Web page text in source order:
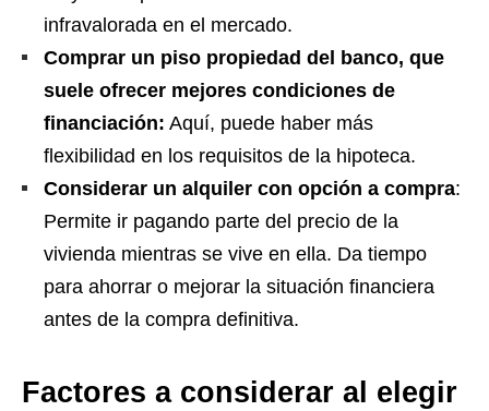
infravalorada en el mercado.
Comprar un piso propiedad del banco, que
suele ofrecer mejores condiciones de
financiación: Aquí, puede haber más
flexibilidad en los requisitos de la hipoteca.
Considerar un alquiler con opción a compra:
Permite ir pagando parte del precio de la
vivienda mientras se vive en ella. Da tiempo
para ahorrar o mejorar la situación financiera
antes de la compra definitiva.
Factores a considerar al elegir